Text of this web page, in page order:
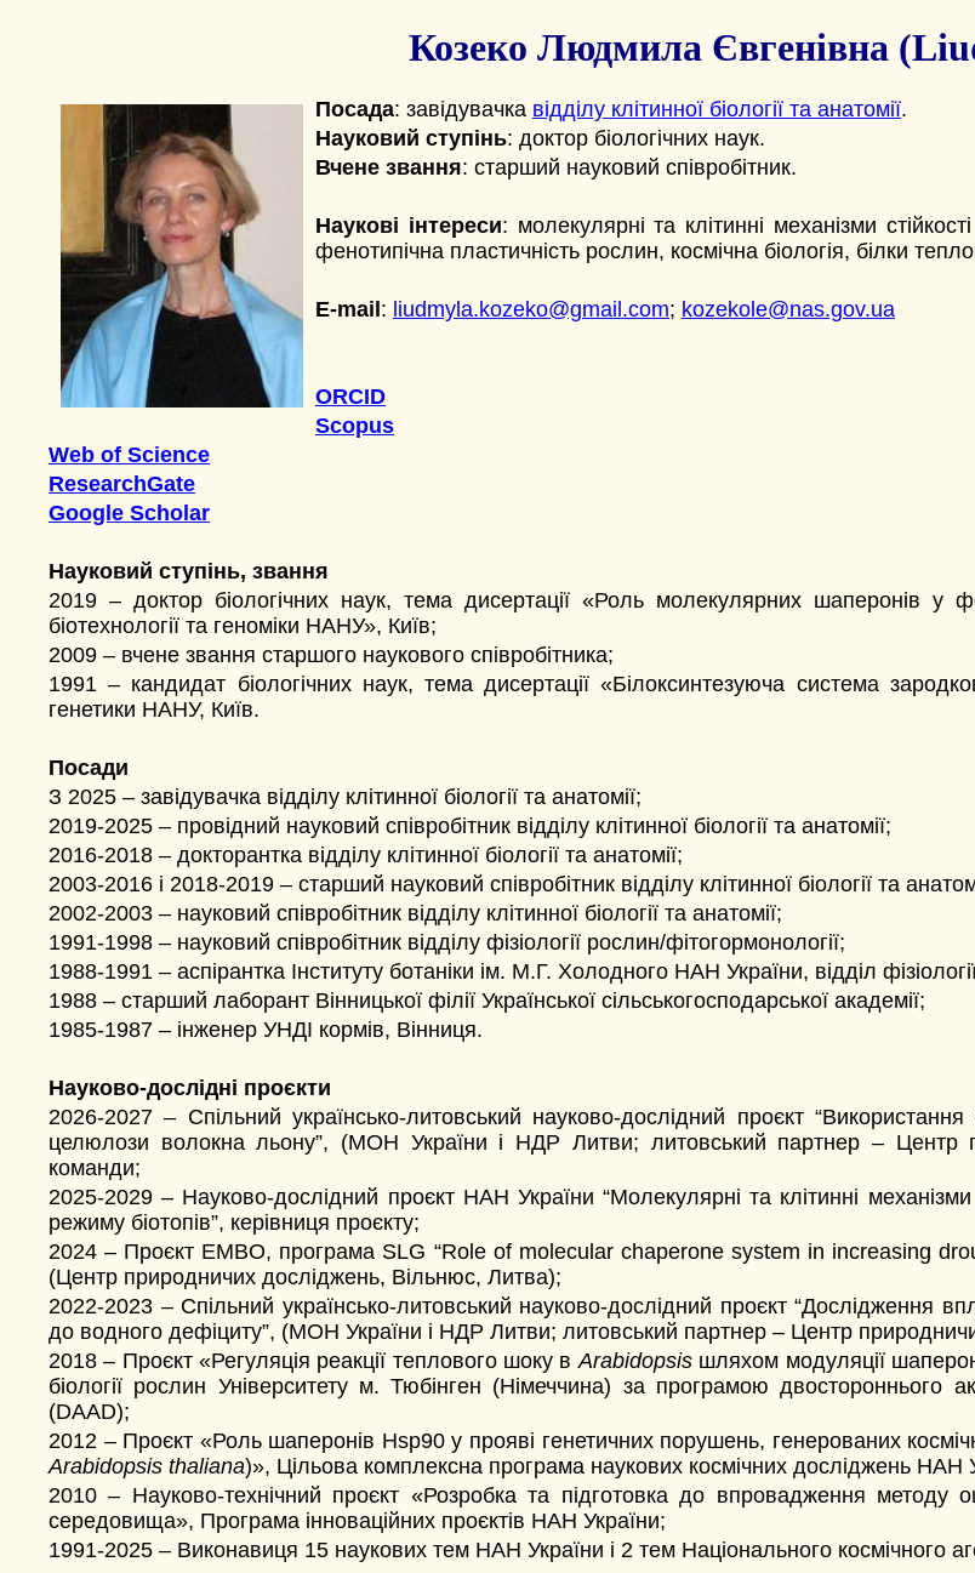
Козеко Людмила Євгенівна
Посада: завідувачка відділу клітинної біології та анатомії.
Науковий ступінь: доктор біологічних наук.
Вчене звання: старший науковий співробітник.
Наукові інтереси: молекулярні та клітинні механізми
фенотипічна пластичність рослин, космічна біологія, білки
E-mail: liudmyla.kozeko@gmail.com; kozekole@nas.gov.ua
ORCID
Scopus
Web of Science
ResearchGate
Google Scholar
Науковий ступінь, звання
2019 – доктор біологічних наук, тема дисертації «Роль молекулярних шаперонів у
біотехнології та геноміки НАНУ», Київ;
2009 – вчене звання старшого наукового співробітника;
1991 – кандидат біологічних наук, тема дисертації «Білоксинтезуюча система
генетики НАНУ, Київ.
Посади
З 2025 – завідувачка відділу клітинної біології та анатомії;
2019-2025 – провідний науковий співробітник відділу клітинної біології та анатомії;
2016-2018 – докторантка відділу клітинної біології та анатомії;
2003-2016 і 2018-2019 – старший науковий співробітник відділу клітинної біології та
2002-2003 – науковий співробітник відділу клітинної біології та анатомії;
1991-1998 – науковий співробітник відділу фізіології рослин/фітогормонології;
1988-1991 – аспірантка Інституту ботаніки ім. М.Г. Холодного НАН України, відділ
1988 – старший лаборант Вінницької філії Української сільськогосподарської академії;
1985-1987 – інженер УНДІ кормів, Вінниця.
Науково-дослідні проєкти
2026-2027 – Спільний українсько-литовський науково-дослідний проєкт
целюлози волокна льону”, (МОН України і НДР Литви; литовський партнер – Центр
команди;
2025-2029 – Науково-дослідний проєкт НАН України “Молекулярні та клітинні
режиму біотопів”, керівниця проєкту;
2024 – Проєкт EMBO, програма SLG “Role of molecular chaperone system in increasing
(Центр природничих досліджень, Вільнюс, Литва);
2022-2023 – Спільний українсько-литовський науково-дослідний проєкт “Дослідження
до водного дефіциту”, (МОН України і НДР Литви; литовський партнер – Центр
2018 – Проєкт «Регуляція реакції теплового шоку в Arabidopsisшляхом модуляції
біології рослин Університету м. Тюбінген (Німеччина) за програмою двостороннього
(DAAD);
2012 – Проєкт «Роль шаперонів Hsp90 у прояві генетичних порушень, генерованих
Arabidopsis thaliana)», Цільова комплексна програма наукових космічних досліджень НАН
2010 – Науково-технічний проєкт «Розробка та підготовка до впровадження методу
середовища», Програма інноваційних проєктів НАН України;
1991-2025 – Виконавиця 15 наукових тем НАН України і 2 тем Національного космічного